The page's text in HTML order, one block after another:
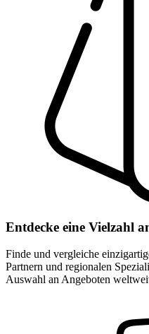
Entdecke eine Vielzahl
Finde und vergleiche
Partnern und regionalen
Auswahl an Angeboten